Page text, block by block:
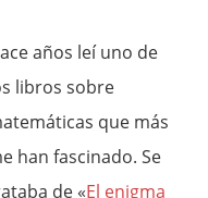
años leí uno de
libros sobre
que más
han fascinado. Se
de «El enigma